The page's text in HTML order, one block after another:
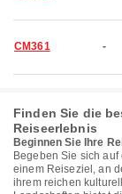
CM361 -
Finden Sie die
Reiseerlebnis
Beginnen Sie Ihre
Begeben Sie sich
einem Reiseziel, an
ihrem reichen